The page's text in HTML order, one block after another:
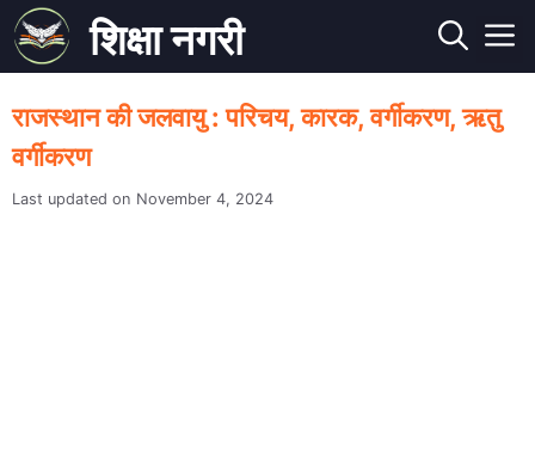
Skip
to
content
शिक्षा नगरी
राजस्थान की जलवायु : परिचय, कारक, वर्गीकरण, ऋतु
वर्गीकरण
November 4, 2024